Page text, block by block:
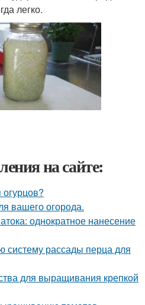
легко.
на сайте:
вашего огорода.
однократное нанесение
систему рассады перца для
для выращивания крепкой